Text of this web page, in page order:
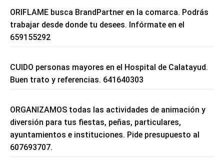
ORIFLAME busca BrandPartner en la comarca. Podrás
trabajar desde donde tu desees. Infórmate en el
659155292
CUIDO personas mayores en el Hospital de Calatayud.
Buen trato y referencias. 641640303
ORGANIZAMOS todas las actividades de animación y
diversión para tus fiestas, peñas, particulares,
ayuntamientos e instituciones. Pide presupuesto al
607693707.